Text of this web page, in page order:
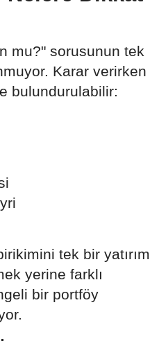
mu?" sorusunun tek
Karar verirken
bulundurulabilir:
tek bir yatırım
yerine farklı
bir portföy